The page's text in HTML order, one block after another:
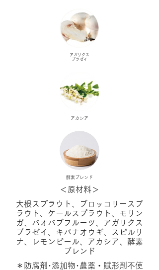
アガリクス
​ブラゼイ
アカシア
​酵素ブレンド
＜原材料＞
大根スプラウト、ブロッコリースプ
ラウト、ケールスプラウト、モリン
ガ、バオバブフルーツ、アガリクス
ブラゼイ、キバナオウギ、スピルリ
ナ、レモンピール、アカシア、酵素
ブレンド
＊防腐剤･添加物･農薬・賦形剤不使